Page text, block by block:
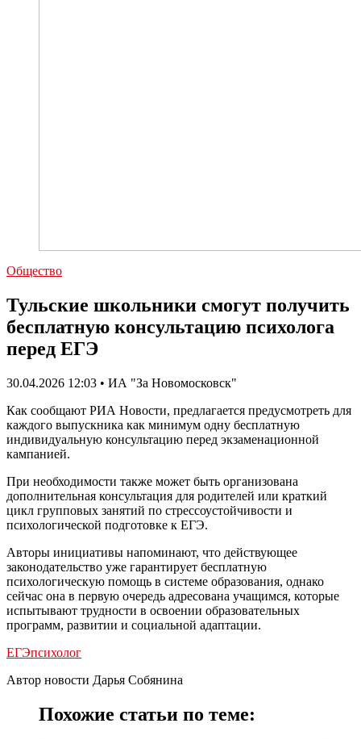
Общество
Тульские школьники смогут получить
бесплатную консультацию психолога
перед ЕГЭ
30.04.2026 12:03 • ИА "За Новомосковск"
Как сообщают РИА Новости, предлагается предусмотреть для
каждого выпускника как минимум одну бесплатную
индивидуальную консультацию перед экзаменационной
кампанией.
При необходимости также может быть организована
дополнительная консультация для родителей или краткий
цикл групповых занятий по стрессоустойчивости и
психологической подготовке к ЕГЭ.
Авторы инициативы напоминают, что действующее
законодательство уже гарантирует бесплатную
психологическую помощь в системе образования, однако
сейчас она в первую очередь адресована учащимся, которые
испытывают трудности в освоении образовательных
программ, развитии и социальной адаптации.
ЕГЭпсихолог
Автор новости Дарья Собянина
Похожие статьи по теме: